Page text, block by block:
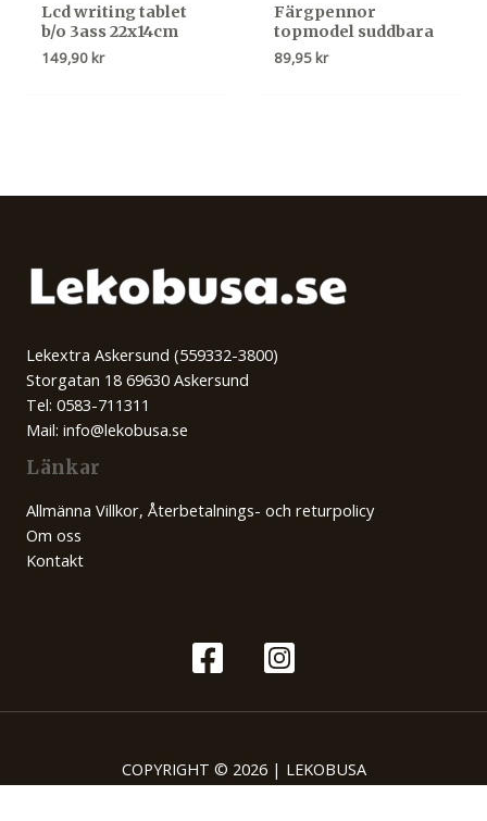
Lcd writing tablet
b/o 3ass 22x14cm
149,90 kr
Färgpennor
topmodel suddbara
89,95 kr
Lekextra Askersund (559332-3800)
Storgatan 18 69630 Askersund
Tel: 0583-711311
Mail: info@lekobusa.se
Länkar
Allmänna Villkor, Återbetalnings- och returpolicy
Om oss
Kontakt
COPYRIGHT © 2026 | LEKOBUSA